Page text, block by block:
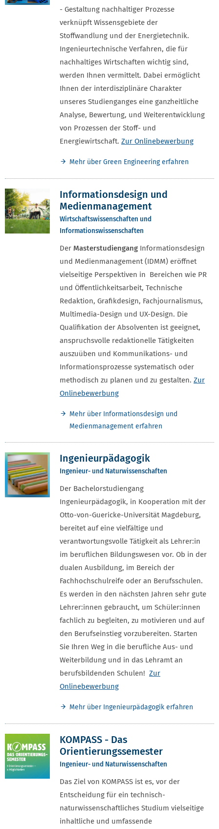
- Gestaltung nachhaltiger Prozesse
verknüpft Wissensgebiete der
Stoffwandlung und der Energietechnik.
Ingenieurtechnische Verfahren, die für
nachhaltiges Wirtschaften wichtig sind,
werden Ihnen vermittelt. Dabei ermöglicht
Ihnen der interdisziplinäre Charakter
unseres Studienganges eine ganzheitliche
Analyse, Bewertung, und Weiterentwicklung
von Prozessen der Stoff- und
Energiewirtschaft. Zur Onlinebewerbung
Mehr über Green Engineering erfahren
Informationsdesign und
Medienmanagement
Wirtschaftswissenschaften und
Informationswissenschaften
Der Masterstudiengang Informationsdesign
und Medienmanagement (IDMM) eröffnet
vielseitige Perspektiven in Bereichen wie PR
und Öffentlichkeitsarbeit, Technische
Redaktion, Grafikdesign, Fachjournalismus,
Multimedia-Design und UX-Design. Die
Qualifikation der Absolventen ist geeignet,
anspruchsvolle redaktionelle Tätigkeiten
auszuüben und Kommunikations- und
Informationsprozesse systematisch oder
methodisch zu planen und zu gestalten. Zur
Onlinebewerbung
Mehr über Informationsdesign und
Medienmanagement erfahren
Ingenieurpädagogik
Ingenieur- und Naturwissenschaften
Der Bachelorstudiengang
Ingenieurpädagogik, in Kooperation mit der
Otto-von-Guericke-Universität Magdeburg,
bereitet auf eine vielfältige und
verantwortungsvolle Tätigkeit als Lehrer:in
im beruflichen Bildungswesen vor. Ob in der
dualen Ausbildung, im Bereich der
Fachhochschulreife oder an Berufsschulen.
Es werden in den nächsten Jahren sehr gute
Lehrer:innen gebraucht, um Schüler:innen
fachlich zu begleiten, zu motivieren und auf
den Berufseinstieg vorzubereiten. Starten
Sie Ihren Weg in die berufliche Aus- und
Weiterbildung und in das Lehramt an
berufsbildenden Schulen! Zur
Onlinebewerbung
Mehr über Ingenieurpädagogik erfahren
KOMPASS - Das
Orientierungssemester
Ingenieur- und Naturwissenschaften
Das Ziel von KOMPASS ist es, vor der
Entscheidung für ein technisch-
naturwissenschaftliches Studium vielseitige
inhaltliche und umfassende